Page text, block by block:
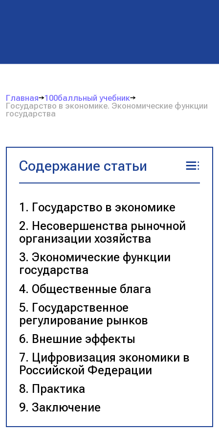
Главная
100балльный учебник
Государство в экономике. Экономические функции
государства
Содержание статьи
Государство в экономике
Несовершенства рыночной
организации хозяйства
Экономические функции
государства
Общественные блага
Государственное
регулирование рынков
Внешние эффекты
Цифровизация экономики в
Российской Федерации
Практика
Заключение